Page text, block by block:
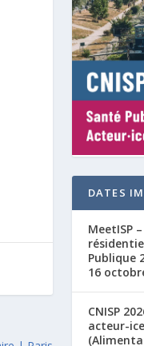
DATES
MeetISP
Publique
16
CNISP
acteur-